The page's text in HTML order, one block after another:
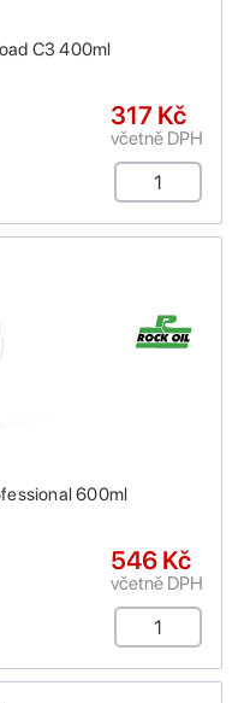
C3 400ml
317 Kč
včetně DPH
600ml
546 Kč
včetně DPH